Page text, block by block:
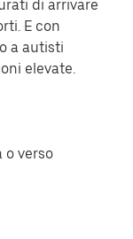
di arrivare
E con
a autisti
elevate.
o verso